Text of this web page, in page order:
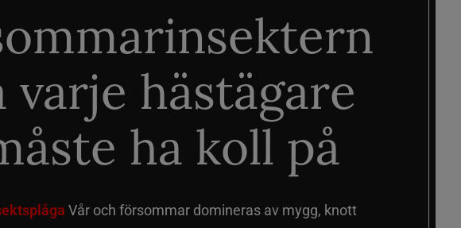
varje hästägare
ha koll på
Vår och försommar domineras av mygg, knott